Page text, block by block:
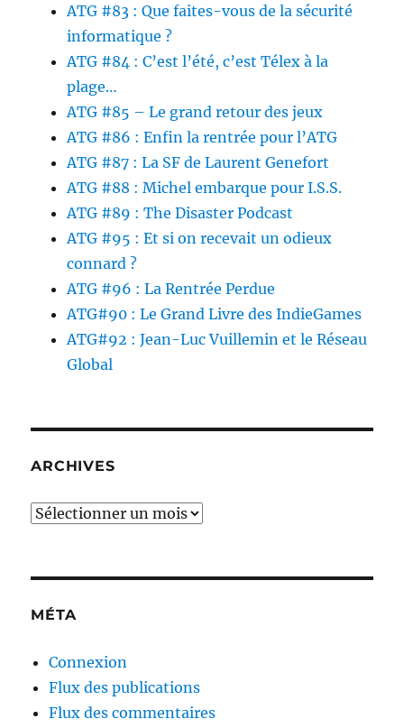
ATG #83 : Que faites-vous de la sécurité
informatique ?
ATG #84 : C’est l’été, c’est Télex à la
plage…
ATG #85 – Le grand retour des jeux
ATG #86 : Enfin la rentrée pour l’ATG
ATG #87 : La SF de Laurent Genefort
ATG #88 : Michel embarque pour I.S.S.
ATG #89 : The Disaster Podcast
ATG #95 : Et si on recevait un odieux
connard ?
ATG #96 : La Rentrée Perdue
ATG#90 : Le Grand Livre des IndieGames
ATG#92 : Jean-Luc Vuillemin et le Réseau
Global
ARCHIVES
Archives
MÉTA
Connexion
Flux des publications
Flux des commentaires